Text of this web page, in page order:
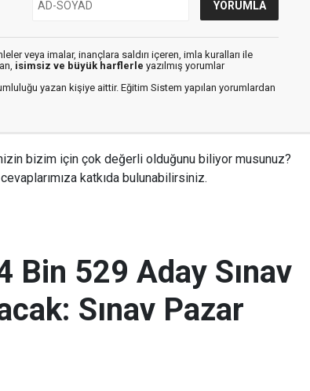
veya imalar, inançlara saldırı içeren, imla kuralları ile
isimsiz ve büyük harflerle yazılmış yorumlar
yazan kişiye aittir. Eğitim Sistem yapılan yorumlardan
bizim için çok değerli olduğunu biliyor musunuz?
katkıda bulunabilirsiniz.
Bin 529 Aday Sınav
Sınav Pazar